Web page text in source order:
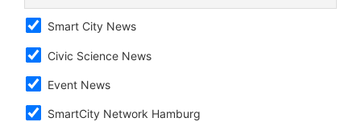
Smart City News
Civic Science News
Event News
SmartCity Network Hamburg